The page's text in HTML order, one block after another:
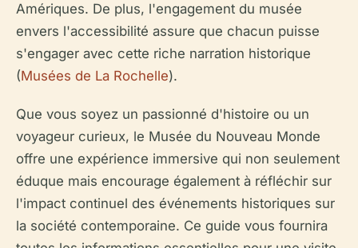
Amériques. De plus, l'engagement du musée
envers l'accessibilité assure que chacun puisse
s'engager avec cette riche narration historique
(Musées de La Rochelle).
Que vous soyez un passionné d'histoire ou un
voyageur curieux, le Musée du Nouveau Monde
offre une expérience immersive qui non seulement
éduque mais encourage également à réfléchir sur
l'impact continuel des événements historiques sur
la société contemporaine. Ce guide vous fournira